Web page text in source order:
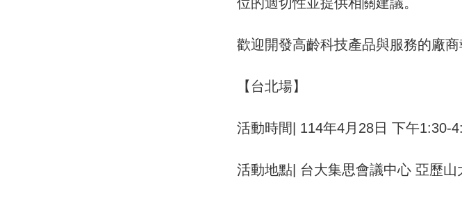
歡迎開發高齡科技產品與服務的廠
【台北場】
活動時間| 114年4月28日 下午1:30-
活動地點| 台大集思會議中心 亞歷山